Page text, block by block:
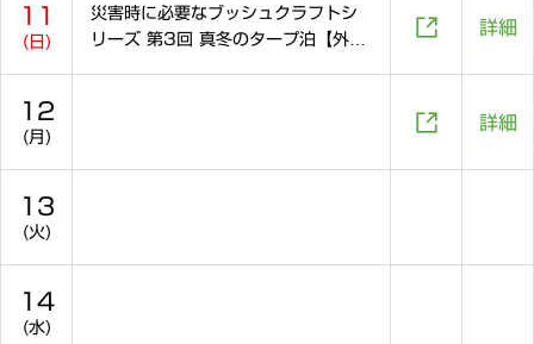
11
(日)
災害時に必要なブッシュクラフトシ
リーズ 第3回 真冬のタープ泊【外部
 詳細
12
(月)  詳細
13
(火)
14
(水)